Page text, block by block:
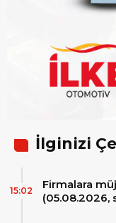
İlginizi
Firmalara
(05.08.2026,
15:02